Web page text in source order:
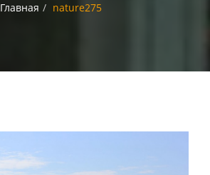
Главная nature275